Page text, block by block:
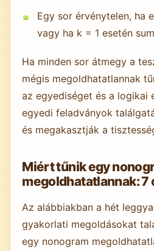
Egy sor érvénytelen, ha
vagy ha k = 1 esetén
Ha minden sor átmegy a
mégis megoldhatatlannak
az egyediséget és a logikai
egyedi feladványok
és megakasztják a
Miért tűnik egy
megoldhatatlannak: 7
Az alábbiakban a hét
gyakorlati megoldásokat
egy nonogram